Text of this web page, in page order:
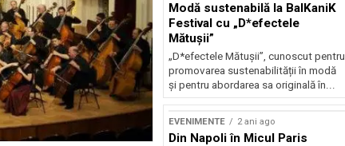
Modă sustenabilă la BalKaniK
Festival cu „D*efectele
Mătușii”
„D*efectele Mătușii”, cunoscut pentru
promovarea sustenabilității în modă
și pentru abordarea sa originală în...
EVENIMENTE 2 ani ago
Din Napoli în Micul Paris